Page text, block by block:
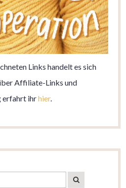
Links handelt es sich
Affiliate-Links und
erfahrt ihrhier.